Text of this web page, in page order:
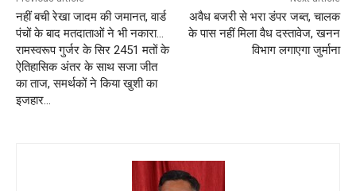
नहीं बची रेखा जादम की जमानत, वार्ड
पंचों के बाद मतदाताओं ने भी नकारा…
रामस्वरूप गुर्जर के सिर 2451 मतों के
ऐतिहासिक अंतर के साथ सजा जीत
का ताज, समर्थकों ने किया खुशी का
इजहार…
अवैध बजरी से भरा डंपर जब्त, चालक
के पास नहीं मिला वैध दस्तावेज, खनन
विभाग लगाएगा जुर्माना